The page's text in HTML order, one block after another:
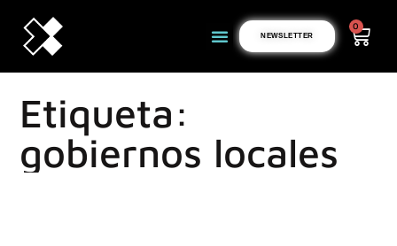
NEWSLETTER
0
Etiqueta:
gobiernos locales